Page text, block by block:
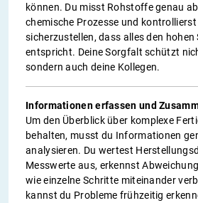
können. Du misst Rohstoffe genau
chemische Prozesse und
sicherzustellen, dass alles den
entspricht. Deine Sorgfalt schützt
sondern auch deine Kollegen.
Informationen erfassen und
Um den Überblick über komplexe
behalten, musst du Informationen
analysieren. Du wertest
Messwerte aus, erkennst
wie einzelne Schritte miteinander
kannst du Probleme frühzeitig